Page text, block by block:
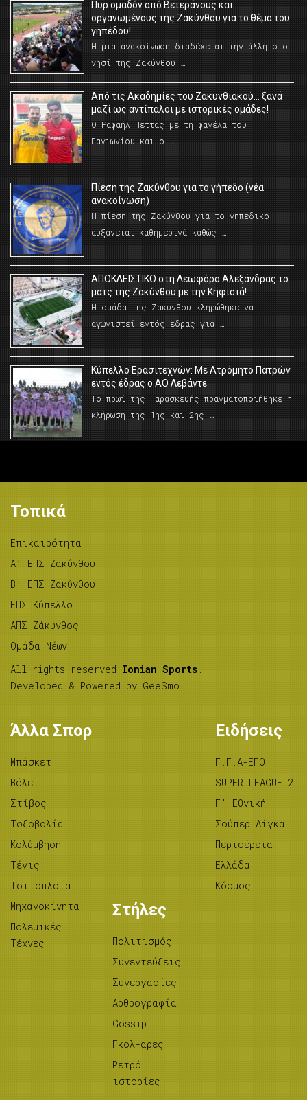
Πυρ ομαδόν από Βετεράνους και
οργανωμένους της Ζακύνθου για το θέμα του
γηπέδου!
Η μια ανακοίνωση διαδέχεται την άλλη στο
νησί της Ζακύνθου …
Από τις Ακαδημίες του Ζακυνθιακού… ξανά
μαζί ως αντίπαλοι με ιστορικές ομάδες!
Ο Ραφαήλ Πέττας με τη φανέλα του
Πανιωνίου και ο …
Πίεση της Ζακύνθου για το γήπεδο (νέα
ανακοίνωση)
Η πίεση της Ζακύνθου για το γηπεδικο
αυξάνεται καθημερινά καθώς …
AΠΟΚΛΕΙΣΤΙΚΟ στη Λεωφόρο Αλεξάνδρας το
ματς της Ζακύνθου με την Κηφισιά!
Η ομάδα της Ζακύνθου κληρώθηκε να
αγωνιστεί εντός έδρας για …
Κύπελλο Ερασιτεχνών: Με Ατρόμητο Πατρών
εντός έδρας ο ΑΟ Λεβάντε
Το πρωί της Παρασκευής πραγματοποιήθηκε η
κλήρωση της 1ης και 2ης …
Τοπικά
Επικαιρότητα
A’ ΕΠΣ Ζακύνθου
B’ ΕΠΣ Ζακύνθου
ΕΠΣ Κύπελλο
ΑΠΣ Ζάκυνθος
Ομάδα Νέων
All rights reserved Ionian Sports .
Developed & Powered by GeeSmo .
Άλλα Σπορ
Μπάσκετ
Βόλεϊ
Στίβος
Tοξοβολία
Κολύμβηση
Τένις
Ιστιοπλοΐα
Μηχανοκίνητα
Πολεμικές
Τέχνες
Ειδήσεις
Γ.Γ.Α-ΕΠΟ
SUPER LEAGUE 2
Γ’ Εθνική
Σούπερ Λίγκα
Περιφέρεια
Ελλάδα
Κόσμος
Στήλες
Πολιτισμός
Συνεντεύξεις
Συνεργασίες
Αρθρογραφία
Gossip
Γκολ-αρες
Ρετρό
ιστορίες